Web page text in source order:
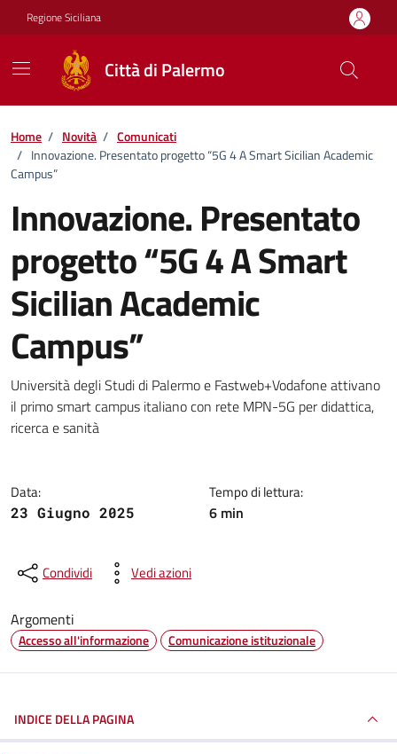
Vai ai contenuti
Vai al footer
Regione Siciliana
Città di Palermo
Home / Novità / Comunicati
/ Innovazione. Presentato progetto “5G 4 A Smart Sicilian Academic
Campus”
Innovazione. Presentato
progetto “5G 4 A Smart
Sicilian Academic
Campus”
Dettagli della notizia
Università degli Studi di Palermo e Fastweb+Vodafone attivano
il primo smart campus italiano con rete MPN-5G per didattica,
ricerca e sanità
Data:
23 Giugno 2025
Tempo di lettura:
6 min
Condividi Vedi azioni
Argomenti
Accesso all'informazione Comunicazione istituzionale
INDICE DELLA PAGINA